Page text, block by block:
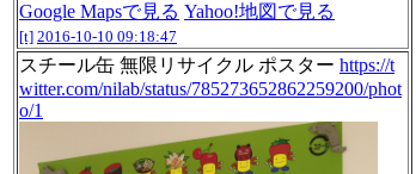
Google Mapsで見る Yahoo!地図で見る
[t] 2016-10-10 09:18:47
スチール缶 無限リサイクル ポスター https://t
witter.com/nilab/status/785273652862259200/phot
o/1